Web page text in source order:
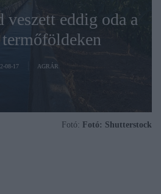
eddig oda a
08-17 AGRÁR
Fotó: Fotó: Shutterstock